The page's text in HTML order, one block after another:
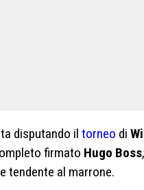
disputando il torneo di
firmato Hugo Boss
tendente al marrone.